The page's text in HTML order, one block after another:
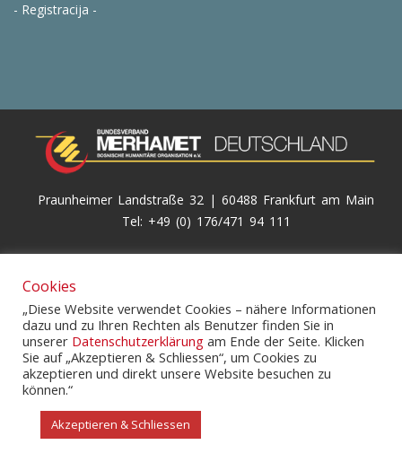
- Registracija -
Praunheimer Landstraße 32 | 60488 Frankfurt am Main
Tel: +49 (0) 176/471 94 111
Über uns
Kinderkarawane 2021
Kalimero
Patenschaften
Home
Cookies
„Diese Website verwendet Cookies – nähere Informationen
dazu und zu Ihren Rechten als Benutzer finden Sie in
unserer Datenschutzerklärung am Ende der Seite. Klicken
Sie auf „Akzeptieren & Schliessen“, um Cookies zu
akzeptieren und direkt unsere Website besuchen zu
können.“
Akzeptieren & Schliessen